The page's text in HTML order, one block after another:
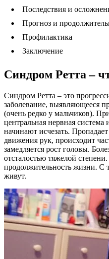
Последствия и
Прогноз и
Профилактика
Заключение
Синдром Ретта –
Синдром Ретта – это
заболевание, выявляющееся
(очень редко у мальчиков).
центральная нервная
начинают исчезать.
движения рук, происходит
замедляется рост головы.
отсталостью тяжелой
продолжительность жизни. С
живут.